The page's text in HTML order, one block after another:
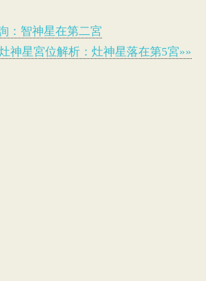
：智神星在第二宮
神星宮位解析：灶神星落在第5宮»»